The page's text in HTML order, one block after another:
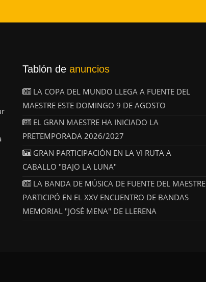
Tablón de anuncios
LA COPA DEL MUNDO LLEGA A FUENTE DEL
MAESTRE ESTE DOMINGO 9 DE AGOSTO
EL GRAN MAESTRE HA INICIADO LA
PRETEMPORADA 2026/2027
GRAN PARTICIPACIÓN EN LA VI RUTA A
CABALLO "BAJO LA LUNA"
LA BANDA DE MÚSICA DE FUENTE DEL MAESTRE
PARTICIPÓ EN EL XXV ENCUENTRO DE BANDAS
MEMORIAL "JOSÉ MENA" DE LLERENA